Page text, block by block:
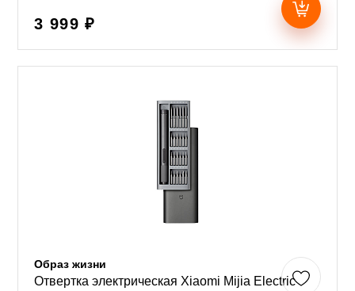
3 999 ₽
Образ жизни
Отвертка электрическая Xiaomi Mijia Electric